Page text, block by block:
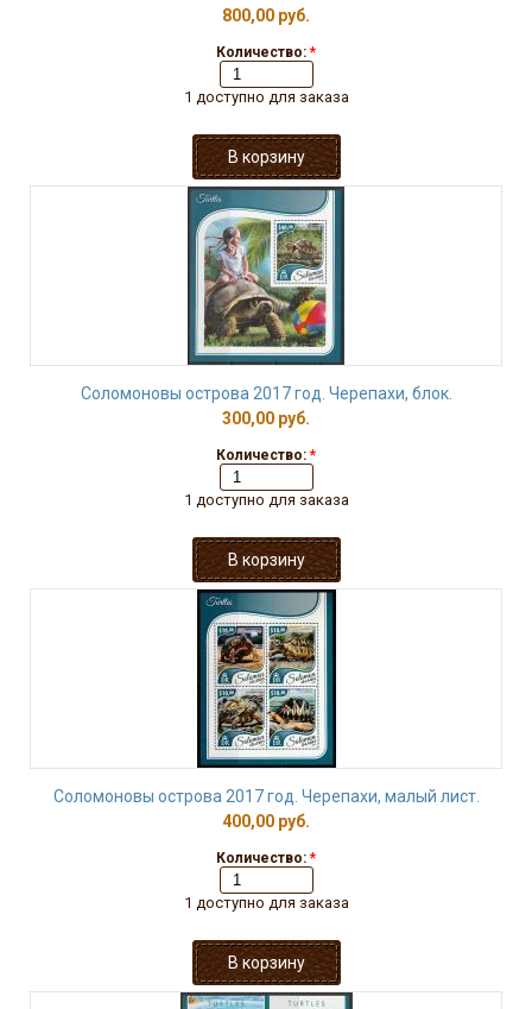
800,00 руб.
Количество: *
1 доступно для заказа
Соломоновы острова 2017 год. Черепахи, блок.
300,00 руб.
Количество: *
1 доступно для заказа
Соломоновы острова 2017 год. Черепахи, малый лист.
400,00 руб.
Количество: *
1 доступно для заказа